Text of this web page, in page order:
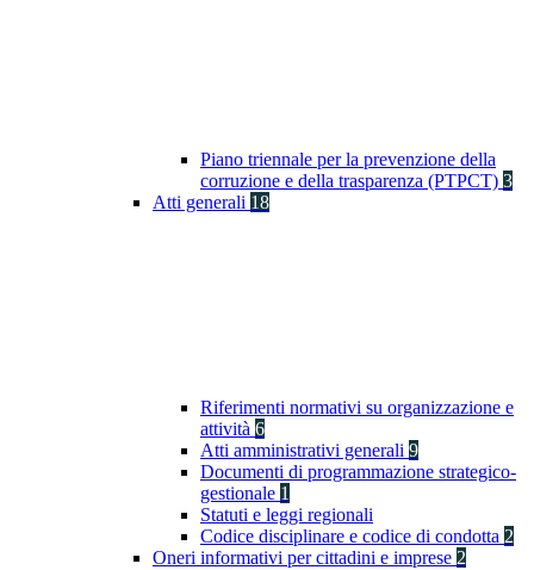
Piano triennale per la prevenzione della
corruzione e della trasparenza (PTPCT) 3
Atti generali 18
Riferimenti normativi su organizzazione e
attività 6
Atti amministrativi generali 9
Documenti di programmazione strategico-
gestionale 1
Statuti e leggi regionali
Codice disciplinare e codice di condotta 2
Oneri informativi per cittadini e imprese 2